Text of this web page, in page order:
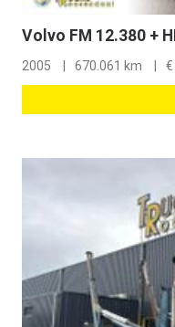
2005 670.061 km €